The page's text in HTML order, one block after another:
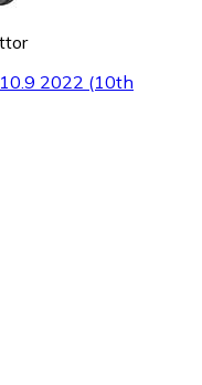
2022 (10th